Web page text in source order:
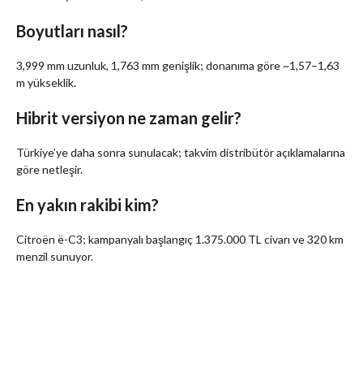
Boyutları nasıl?
3,999 mm uzunluk, 1,763 mm genişlik; donanıma göre ~1,57–1,63
m yükseklik.
Hibrit versiyon ne zaman gelir?
Türkiye’ye daha sonra sunulacak; takvim distribütör açıklamalarına
göre netleşir.
En yakın rakibi kim?
Citroën ë-C3; kampanyalı başlangıç 1.375.000 TL civarı ve 320 km
menzil sunuyor.